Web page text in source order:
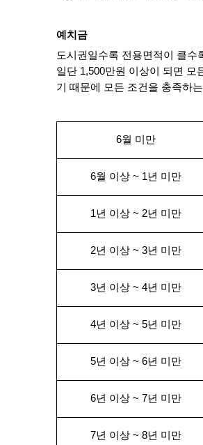
예치금
도시권일수록 전용면적이 클수
일단 1,500만원 이상이 되면 모
기 때문에 모든 조건을 충족하
6월 미만
6월 이상 ~ 1년 미만
1년 이상 ~ 2년 미만
2년 이상 ~ 3년 미만
3년 이상 ~ 4년 미만
4년 이상 ~ 5년 미만
5년 이상 ~ 6년 미만
6년 이상 ~ 7년 미만
7년 이상 ~ 8년 미만